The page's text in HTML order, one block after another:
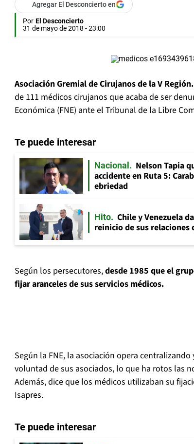
Agregar El Desconcierto en
Por El Desconcierto
31 de mayo de 2018 - 23:00
Asociación Gremial de Cirujanos de la V Región.
de 111 médicos cirujanos que acaba de ser
Económica (FNE) ante el Tribunal de la Libre
Te puede interesar
Nacional
Nelson Tapia
accidente en Ruta 5:
ebriedad
Hito
Chile y Venezuela
reinicio de sus relaciones
Según los persecutores,desde 1985 que el
fijar aranceles de sus servicios médicos.
Según la FNE, la asociación opera
voluntad de sus asociados, lo que ha rotos las
Además, dice que los médicos utilizaban su
Isapres.
Te puede interesar